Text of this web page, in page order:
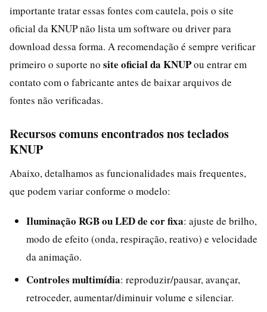
importante tratar essas fontes com cautela, pois o site
oficial da KNUP não lista um software ou driver para
download dessa forma. A recomendação é sempre verificar
primeiro o suporte no site oficial da KNUPou entrar em
contato com o fabricante antes de baixar arquivos de
fontes não verificadas.
Recursos comuns encontrados nos teclados
KNUP
Abaixo, detalhamos as funcionalidades mais frequentes,
que podem variar conforme o modelo:
Iluminação RGB ou LED de cor fixa: ajuste de brilho,
modo de efeito (onda, respiração, reativo) e velocidade
da animação.
Controles multimídia: reproduzir/pausar, avançar,
retroceder, aumentar/diminuir volume e silenciar.